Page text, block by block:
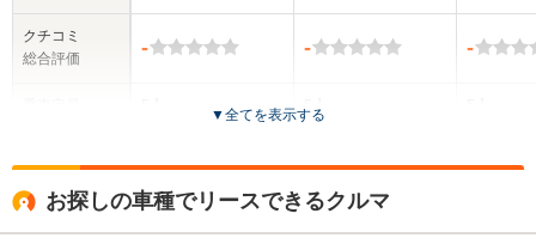
クチコミ
総合評価
-
全高
1.46m
-
5人
1.5m
-
▼全てを表示する
お探しの車種でリースできるクルマ